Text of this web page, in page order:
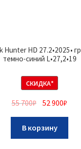
Hunter HD 27.2•2025•
темно-синий L•27,2•19
СКИДКА*
55 700₽ 52 900₽
В корзину